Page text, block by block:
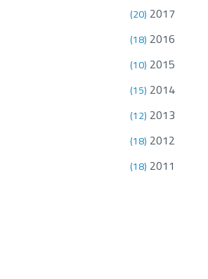
2017
(20)
2016
(18)
2015
(10)
2014
(15)
2013
(12)
2012
(18)
2011
(18)